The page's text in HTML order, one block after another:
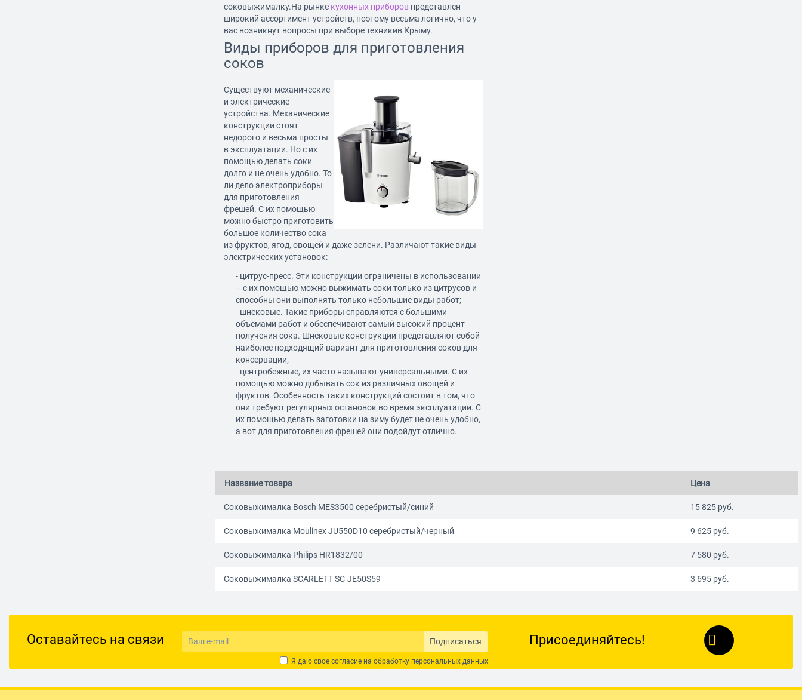
соковыжималку.На рынке кухонных приборов представлен
широкий ассортимент устройств, поэтому весьма логично, что у
вас возникнут вопросы при выборе техникив Крыму.
Виды приборов для приготовления
соков
Существуют механические
и электрические
устройства. Механические
конструкции стоят
недорого и весьма просты
в эксплуатации. Но с их
помощью делать соки
долго и не очень удобно. То
ли дело электроприборы
для приготовления
фрешей. С их помощью
можно быстро приготовить
большое количество сока
из фруктов, ягод, овощей и даже зелени. Различают такие виды
электрических установок:
- цитрус-пресс. Эти конструкции ограничены в использовании
– с их помощью можно выжимать соки только из цитрусов и
способны они выполнять только небольшие виды работ;
- шнековые. Такие приборы справляются с большими
объёмами работ и обеспечивают самый высокий процент
получения сока. Шнековые конструкции представляют собой
наиболее подходящий вариант для приготовления соков для
консервации;
- центробежные, их часто называют универсальными. С их
помощью можно добывать сок из различных овощей и
фруктов. Особенность таких конструкций состоит в том, что
они требуют регулярных остановок во время эксплуатации. С
их помощью делать заготовки на зиму будет не очень удобно,
а вот для приготовления фрешей они подойдут отлично.
Название товара Цена
Соковыжималка Bosch MES3500 серебристый/синий 15 825 руб.
Соковыжималка Moulinex JU550D10 серебристый/черный 9 625 руб.
Соковыжималка Philips HR1832/00 7 580 руб.
Соковыжималка SCARLETT SC-JE50S59 3 695 руб.
Оставайтесь на связи Подписаться
Я даю свое согласие на обработку персональных данных
Присоединяйтесь!